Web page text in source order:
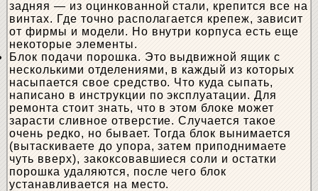
задняя — из оцинкованной стали, крепится все на
винтах. Где точно располагается крепеж, зависит
от фирмы и модели. Но внутри корпуса есть еще
некоторые элементы.
Блок подачи порошка. Это выдвижной ящик с
несколькими отделениями, в каждый из которых
насыпается свое средство. Что куда сыпать,
написано в инструкции по эксплуатации. Для
ремонта стоит знать, что в этом блоке может
зарасти сливное отверстие. Случается такое
очень редко, но бывает. Тогда блок вынимается
(вытаскиваете до упора, затем приподнимаете
чуть вверх), закоксовавшиеся соли и остатки
порошка удаляются, после чего блок
устанавливается на место.